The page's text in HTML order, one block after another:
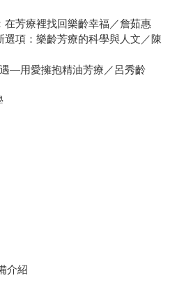
在芳療裡找回樂齡幸福／詹茹惠
選項：樂齡芳療的科學與人文／陳
—用愛擁抱精油芳療／呂秀齡
介紹